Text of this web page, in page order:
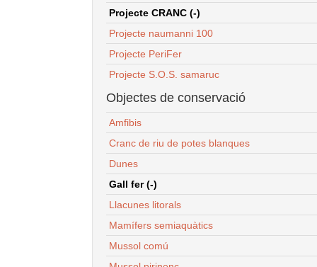
Projecte CRANC (-)
Projecte naumanni 100
Projecte PeriFer
Projecte S.O.S. samaruc
Objectes de conservació
Amfibis
Cranc de riu de potes blanques
Dunes
Gall fer (-)
Llacunes litorals
Mamífers semiaquàtics
Mussol comú